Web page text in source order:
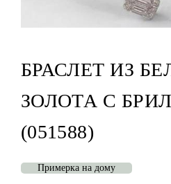
БРАСЛЕТ ИЗ
ЗОЛОТА С
(051588)
Примерка на дому